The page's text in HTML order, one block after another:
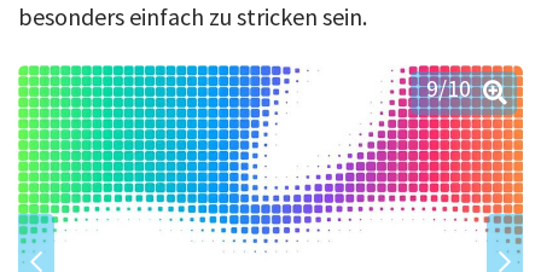
besonders einfach zu stricken sein.
9/10